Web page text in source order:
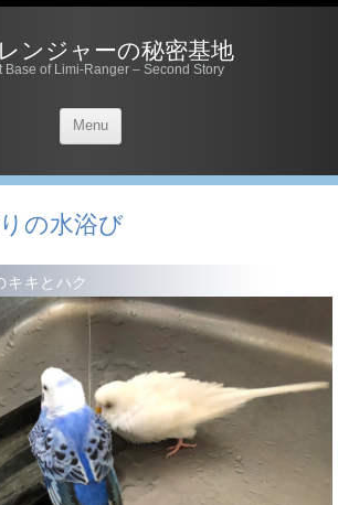
レンジャーの秘密基地
Base of Limi-Ranger – Second Story
Menu
の水浴び
キキとハク